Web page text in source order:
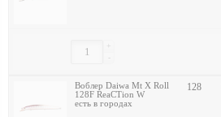
-
+
Воблер Daiwa Mt X Roll
128F ReaCTion W
есть в городах
128